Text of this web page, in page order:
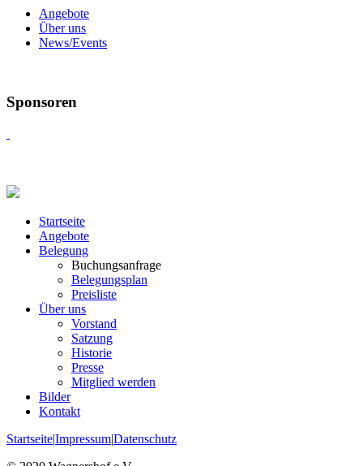
Angebote
Über uns
News/Events
Sponsoren
Startseite
Angebote
Belegung
Buchungsanfrage
Belegungsplan
Preisliste
Über uns
Vorstand
Satzung
Historie
Presse
Mitglied werden
Bilder
Kontakt
Startseite|Impressum|Datenschutz